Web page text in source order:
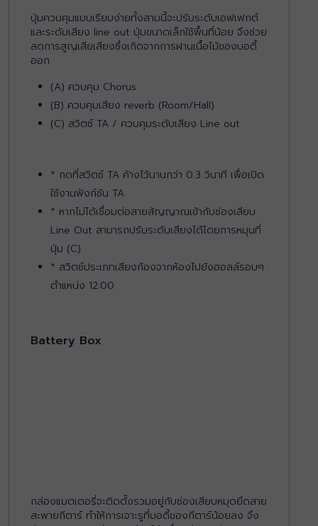
ปุ่มควบคุมแบบเรียบง่ายทั้งสามนี้จะปรับระดับเอฟเฟกต์
และระดับเสียง line out ปุ่มขนาดเล็กใช้พื้นที่น้อย จึงช่วย
ลดการสูญเสียเสียงซึ่งเกิดจากการฝานเนื้อไม้ของบอดี้
ออก
(A) ควบคุม Chorus
(B) ควบคุมเสียง reverb (Room/Hall)
(C) สวิตช์ TA / ควบคุมระดับเสียง Line out
* กดที่สวิตช์ TA ค้างไว้นานกว่า 0.3 วินาที เพื่อเปิด
ใช้งานฟังก์ชัน TA
* หากไม่ได้เชื่อมต่อสายสัญญาณเข้ากับช่องเสียบ
Line Out สามารถปรับระดับเสียงได้โดยการหมุนที่
ปุ่ม (C)
* สวิตช์ประเภทเสียงก้องจากห้องไปยังฮอลล์รอบๆ
ตำแหน่ง 12:00
Battery Box
กล่องแบตเตอรี่จะติดตั้งรวมอยู่กับช่องเสียบหมุดยึดสาย
สะพายกีตาร์ ทำให้การเจาะรูที่บอดี้ของกีตาร์น้อยลง จึง